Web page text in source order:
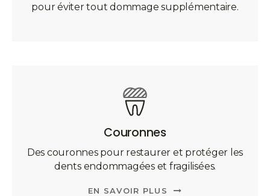
pour éviter tout dommage supplémentaire.
Couronnes
Des couronnes pour restaurer et protéger les
dents endommagées et fragilisées.
EN SAVOIR PLUS